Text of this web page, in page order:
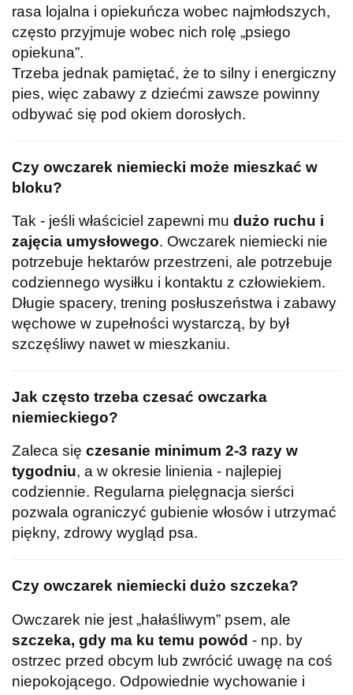
rasa lojalna i opiekuńcza wobec najmłodszych,
często przyjmuje wobec nich rolę „psiego
opiekuna”.
Trzeba jednak pamiętać, że to silny i energiczny
pies, więc zabawy z dziećmi zawsze powinny
odbywać się pod okiem dorosłych.
Czy owczarek niemiecki może mieszkać w
bloku?
Tak - jeśli właściciel zapewni mu dużo ruchu i
zajęcia umysłowego. Owczarek niemiecki nie
potrzebuje hektarów przestrzeni, ale potrzebuje
codziennego wysiłku i kontaktu z człowiekiem.
Długie spacery, trening posłuszeństwa i zabawy
węchowe w zupełności wystarczą, by był
szczęśliwy nawet w mieszkaniu.
Jak często trzeba czesać owczarka
niemieckiego?
Zaleca się czesanie minimum 2-3 razy w
tygodniu, a w okresie linienia - najlepiej
codziennie. Regularna pielęgnacja sierści
pozwala ograniczyć gubienie włosów i utrzymać
piękny, zdrowy wygląd psa.
Czy owczarek niemiecki dużo szczeka?
Owczarek nie jest „hałaśliwym” psem, ale
szczeka, gdy ma ku temu powód - np. by
ostrzec przed obcym lub zwrócić uwagę na coś
niepokojącego. Odpowiednie wychowanie i